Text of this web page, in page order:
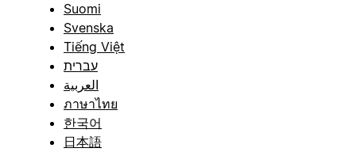
Suomi
Svenska
Tiếng Việt
עברית
العربية
ภาษาไทย
한국어
日本語